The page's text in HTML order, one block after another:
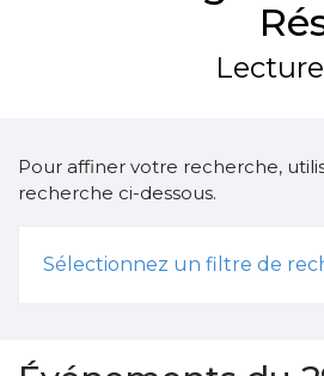
Pour affiner votre recherche,
recherche ci-dessous.
Sélectionnez un filtre de